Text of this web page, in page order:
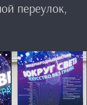
переулок,